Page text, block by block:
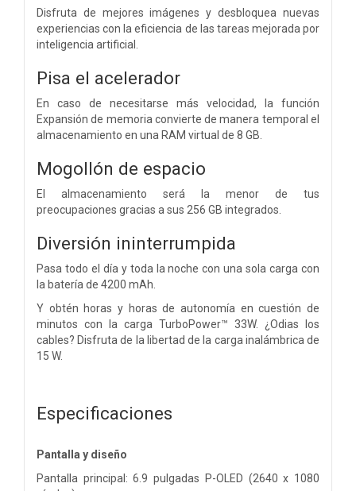
Disfruta de mejores imágenes y desbloquea nuevas
experiencias con la eficiencia de las tareas mejorada por
inteligencia artificial.
Pisa el acelerador
En caso de necesitarse más velocidad, la función
Expansión de memoria convierte de manera temporal el
almacenamiento en una RAM virtual de 8 GB.
Mogollón de espacio
El almacenamiento será la menor de tus
preocupaciones gracias a sus 256 GB integrados.
Diversión ininterrumpida
Pasa todo el día y toda la noche con una sola carga con
la batería de 4200 mAh.
Y obtén horas y horas de autonomía en cuestión de
minutos con la carga TurboPower™ 33W. ¿Odias los
cables? Disfruta de la libertad de la carga inalámbrica de
15 W.
Especificaciones
Pantalla y diseño
Pantalla principal: 6.9 pulgadas P-OLED (2640 x 1080